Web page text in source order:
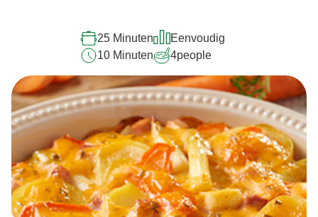
25 Minuten
Eenvoudig
10 Minuten
4people